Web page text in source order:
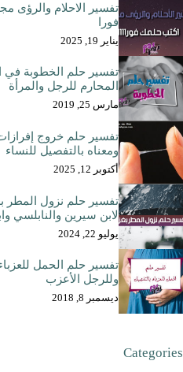
تفسير الاحلام والرؤى
فورا
يناير 19, 2025
تفسير حلم الخطوبة في
المحارم للرجل والمرأة
مارس 25, 2019
تفسير حلم خروج
ومعناه بالتفصيل للنساء
أكتوبر 12, 2025
تفسير حلم نزول المطر
لابن سيرين والنابلسي
يوليو 22, 2024
تفسير حلم الحمل
وللرجل الأعزب
ديسمبر 8, 2018
Categories